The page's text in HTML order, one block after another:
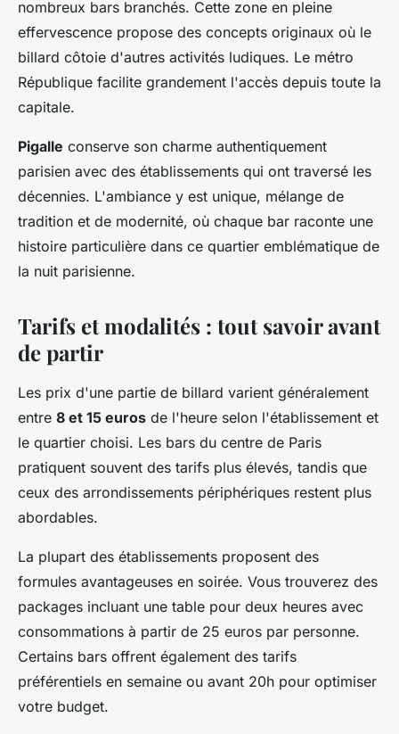
nombreux bars branchés. Cette zone en pleine
effervescence propose des concepts originaux où le
billard côtoie d'autres activités ludiques. Le métro
République facilite grandement l'accès depuis toute la
capitale.
Pigalle conserve son charme authentiquement
parisien avec des établissements qui ont traversé les
décennies. L'ambiance y est unique, mélange de
tradition et de modernité, où chaque bar raconte une
histoire particulière dans ce quartier emblématique de
la nuit parisienne.
Tarifs et modalités : tout savoir avant
de partir
Les prix d'une partie de billard varient généralement
entre 8 et 15 euros de l'heure selon l'établissement et
le quartier choisi. Les bars du centre de Paris
pratiquent souvent des tarifs plus élevés, tandis que
ceux des arrondissements périphériques restent plus
abordables.
La plupart des établissements proposent des
formules avantageuses en soirée. Vous trouverez des
packages incluant une table pour deux heures avec
consommations à partir de 25 euros par personne.
Certains bars offrent également des tarifs
préférentiels en semaine ou avant 20h pour optimiser
votre budget.